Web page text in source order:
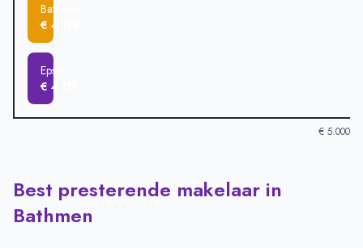
Bathmen
€ 4.179
Epse
€ 4.117
€ 5.000
Verkoopprijzen in andere plaatsen per m2-Afgelopen 3
Plaats
Colmschate
Best presterende makelaar in
Bathmen